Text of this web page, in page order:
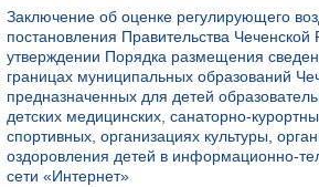
Заключение об оценке регулирующего
постановления Правительства Чеченской
утверждении Порядка размещения
границах муниципальных образований
предназначенных для детей
детских медицинских, санаторно-
спортивных, организациях культуры,
оздоровления детей в информационно-
сети «Интернет»